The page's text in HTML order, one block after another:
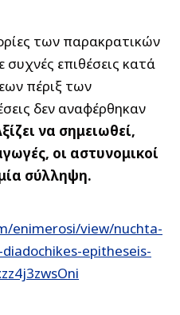
των παρακρατικών
επιθέσεις κατά
πέριξ των
δεν αναφέρθηκαν
να σημειωθεί,
οι αστυνομικοί
σύλληψη.
enimerosi/view/nuchta-
epitheseis-